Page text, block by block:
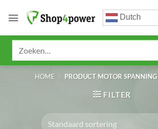
naar
Dutch
HOME / PRODUCT MOTOR SPANNING
FILTER